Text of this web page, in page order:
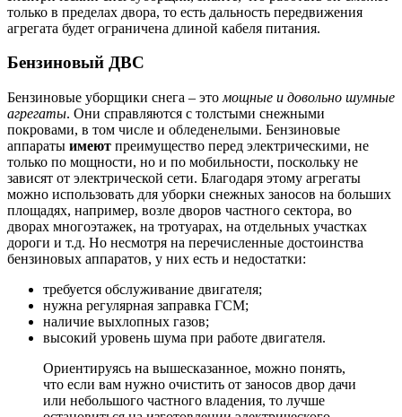
только в пределах двора, то есть дальность передвижения
агрегата будет ограничена длиной кабеля питания.
Бензиновый ДВС
Бензиновые уборщики снега – это мощные и довольно шумные
агрегаты. Они справляются с толстыми снежными
покровами, в том числе и обледенелыми. Бензиновые
аппараты имеют преимущество перед электрическими, не
только по мощности, но и по мобильности, поскольку не
зависят от электрической сети. Благодаря этому агрегаты
можно использовать для уборки снежных заносов на больших
площадях, например, возле дворов частного сектора, во
дворах многоэтажек, на тротуарах, на отдельных участках
дороги и т.д. Но несмотря на перечисленные достоинства
бензиновых аппаратов, у них есть и недостатки:
требуется обслуживание двигателя;
нужна регулярная заправка ГСМ;
наличие выхлопных газов;
высокий уровень шума при работе двигателя.
Ориентируясь на вышесказанное, можно понять,
что если вам нужно очистить от заносов двор дачи
или небольшого частного владения, то лучше